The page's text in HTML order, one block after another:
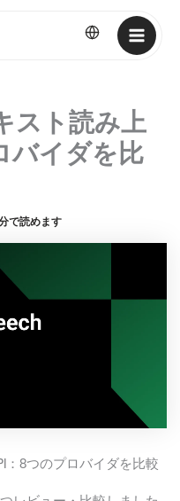
日本語
スト読み上
バイダを比
で読めます
：8つのプロバイダを比較